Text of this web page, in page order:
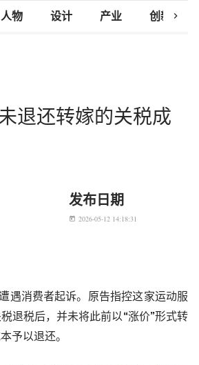
人物 设计 产业 创新研究
chevron_right
退还转嫁的关税成
发布日期
today 2026-05-12 14:18:31
遇消费者起诉。原告指控这家运动服
退税后，并未将此前以“涨价”形式转
予以退还。